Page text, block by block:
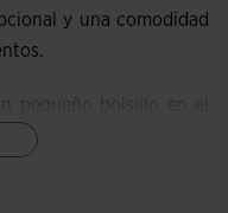
y una comodidad